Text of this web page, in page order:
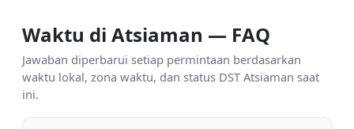
Waktu di Atsiaman — FAQ
Jawaban diperbarui setiap permintaan berdasarkan
waktu lokal, zona waktu, dan status DST Atsiaman saat
ini.